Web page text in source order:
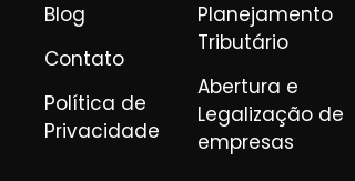
Blog
Contato
Política de
Privacidade
Planejamento
Tributário
Abertura e
Legalização de
empresas